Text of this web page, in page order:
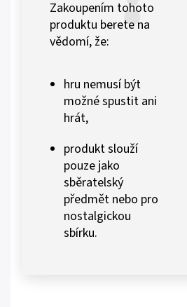
Zakoupením tohoto
produktu berete na
vědomí, že:
hru nemusí být
možné spustit ani
hrát,
produkt slouží
pouze jako
sběratelský
předmět nebo pro
nostalgickou
sbírku.